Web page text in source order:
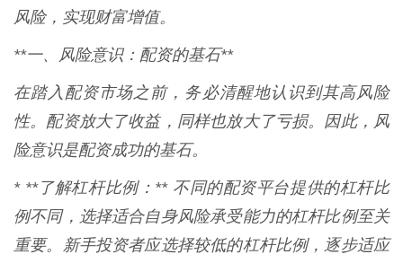
风险，实现财富增值。
**一、风险意识：配资的基石**
在踏入配资市场之前，务必清醒地认识到其高风险
性。配资放大了收益，同样也放大了亏损。因此，风
险意识是配资成功的基石。
* **了解杠杆比例：** 不同的配资平台提供的杠杆比
例不同，选择适合自身风险承受能力的杠杆比例至关
重要。新手投资者应选择较低的杠杆比例，逐步适应